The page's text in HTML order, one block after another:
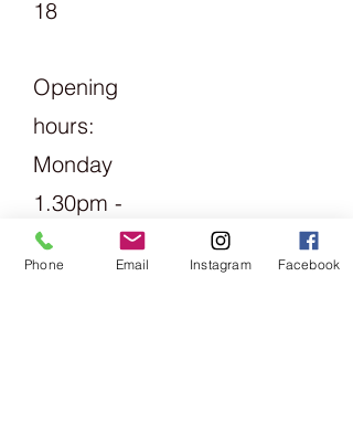
18
Opening
hours:
Monday
1.30pm -
6pm
Tuesday
Phone Email Instagram Facebook